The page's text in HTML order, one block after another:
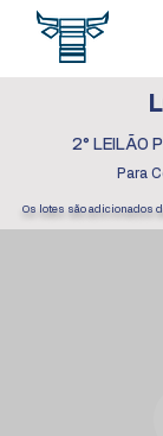
2° LEILÃO
Para
Os lotes são adicionados